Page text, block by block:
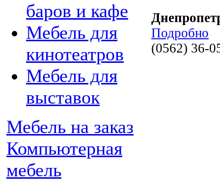
баров и кафе
Мебель для
кинотеатров
Мебель для
выставок
Мебель на заказ
Компьютерная
мебель
Подробно
(0562) 36-